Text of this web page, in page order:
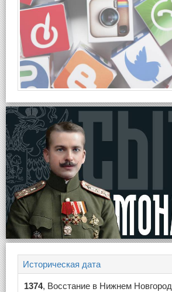
Историческая дата
1374, Восстание в Нижнем